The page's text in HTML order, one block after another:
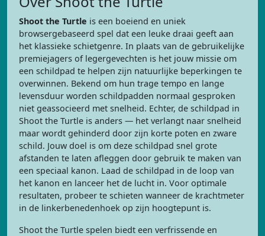
Shoot the Turtle is een boeiend en uniek
browsergebaseerd spel dat een leuke draai geeft aan
het klassieke schietgenre. In plaats van de gebruikelijke
premiejagers of legergevechten is het jouw missie om
een schildpad te helpen zijn natuurlijke beperkingen te
overwinnen. Bekend om hun trage tempo en lange
levensduur worden schildpadden normaal gesproken
niet geassocieerd met snelheid. Echter, de schildpad in
Shoot the Turtle is anders — het verlangt naar snelheid
maar wordt gehinderd door zijn korte poten en zware
schild. Jouw doel is om deze schildpad snel grote
afstanden te laten afleggen door gebruik te maken van
een speciaal kanon. Laad de schildpad in de loop van
het kanon en lanceer het de lucht in. Voor optimale
resultaten, probeer te schieten wanneer de krachtmeter
in de linkerbenedenhoek op zijn hoogtepunt is.
Shoot the Turtle spelen biedt een verfrissende en